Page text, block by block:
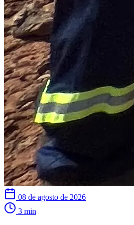
08 de agosto de 2026
3 min